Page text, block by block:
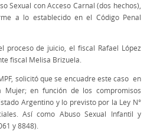
Sexual con Acceso Carnal (dos hechos),
a lo establecido en el Código Penal
proceso de juicio, el fiscal Rafael López
fiscal Melisa Brizuela.
solicitó que se encuadre este caso en
en función de los compromisos
Argentino y lo previsto por la Ley N°
Así como Abuso Sexual Infantil y
y 8848).